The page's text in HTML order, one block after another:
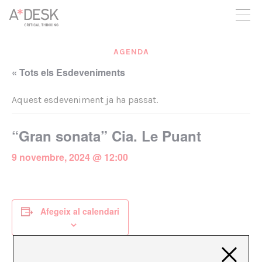
seguim necessitant-te per a poder seguir endavant. Ara pots
participar del projecte i recolzar-lo.
AGENDA
« Tots els Esdeveniments
Aquest esdeveniment ja ha passat.
“Gran sonata” Cia. Le Puant
9 novembre, 2024 @ 12:00
Afegeix al calendari